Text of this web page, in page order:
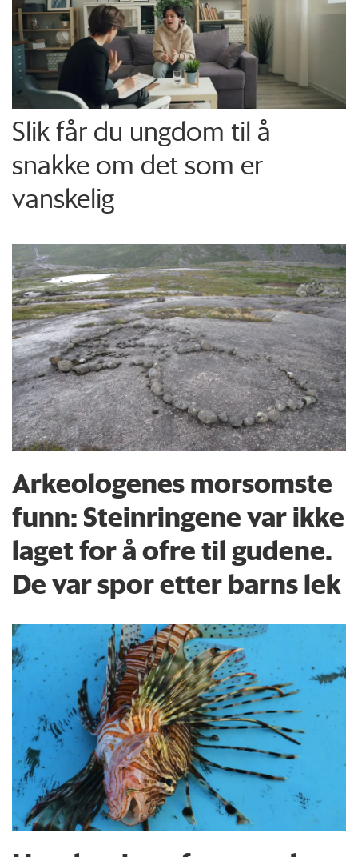
Slik får du ungdom til å
snakke om det som er
vanskelig
Arkeologenes morsomste
funn: Steinringene var ikke
laget for å ofre til gudene.
De var spor etter barns lek